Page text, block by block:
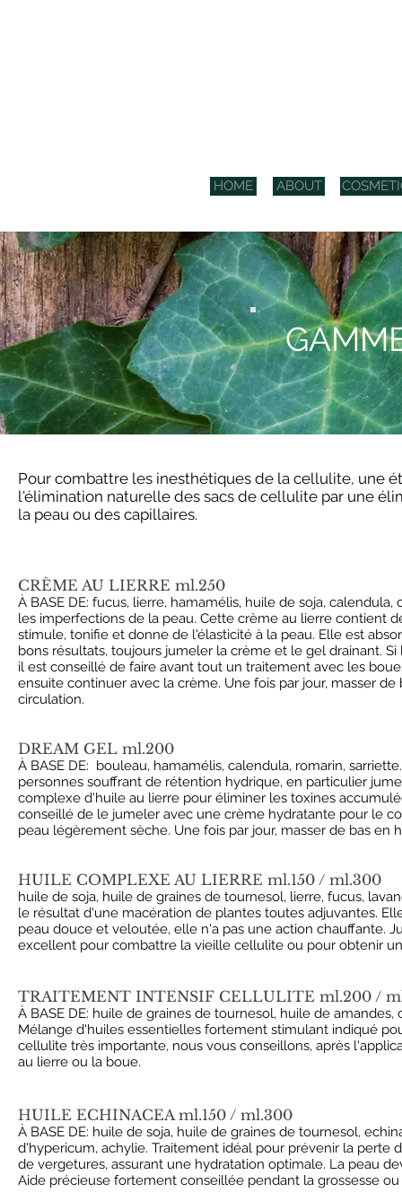
HOME ABOUT
Pour combattre les inesthétiques de la cellulite, une
l'élimination naturelle des sacs de cellulite par une
la peau ou des capillaires.
CRÈME AU LIERRE ml.250
À BASE DE: fucus, lierre, hamamélis, huile de soja,
les imperfections de la peau. Cette crème au lierre contient
stimule, tonifie et donne de l'élasticité à la peau. Elle est
bons résultats, toujours jumeler la crème et le gel drainant.
il est conseillé de faire avant tout un traitement avec les
ensuite continuer avec la crème. Une fois par jour, masser
circulation.
DREAM GEL ml.200
À BASE DE: bouleau, hamamélis, calendula, romarin,
personnes souffrant de rétention hydrique, en particulier
complexe d'huile au lierre pour éliminer les toxines
conseillé de le jumeler avec une crème hydratante pour le
peau légèrement sèche. Une fois par jour, masser de bas en
HUILE COMPLEXE AU LIERRE ml.150 / ml.300
huile de soja, huile de graines de tournesol, lierre, fucus,
le résultat d'une macération de plantes toutes adjuvantes.
peau douce et veloutée, elle n'a pas une action chauffante.
excellent pour combattre la vieille cellulite ou pour obtenir
TRAITEMENT INTENSIF CELLULITE ml.200 /
À BASE DE: huile de graines de tournesol, huile de amandes,
Mélange d'huiles essentielles fortement stimulant indiqué
cellulite très importante, nous vous conseillons, après
au lierre ou la boue.
HUILE ECHINACEA ml.150 / ml.300
À BASE DE: huile de soja, huile de graines de tournesol,
d'hypericum, achylie. Traitement idéal pour prévenir la perte
de vergetures, assurant une hydratation optimale. La peau
Aide précieuse fortement conseillée pendant la grossesse